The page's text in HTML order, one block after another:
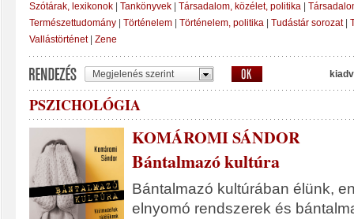
Szótárak, lexikonok
Tankönyvek Társadalom, közélet, politika
Természettudomány
Történelem Történelem, politika Tudástár sorozat|
Vallástörténet| Zene
Megjelenés szerint
PSZICHOLÓGIA
KOMÁROMI SÁNDOR
Bántalmazó kultúra
Bántalmazó kultúrában élünk,
elnyomó rendszerek és